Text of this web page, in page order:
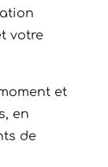
votre
et
en
de